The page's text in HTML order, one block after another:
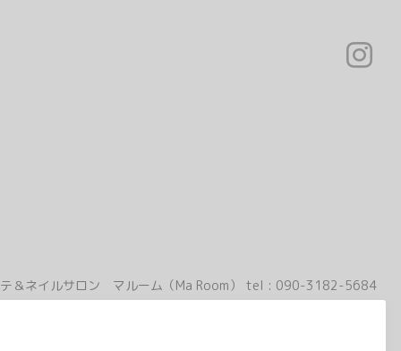
＆ネイルサロン マルーム（Ma Room） tel : 090-3182-5684